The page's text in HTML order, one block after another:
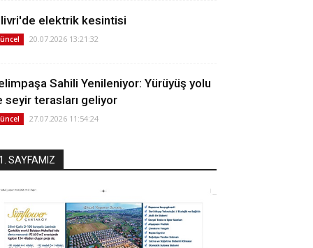
elektrik kesintisi
20.07.2026 13:21:32
Sahili Yenileniyor: Yürüyüş yolu
seyir terasları geliyor
27.07.2026 11:54:24
1. SAYFAMIZ